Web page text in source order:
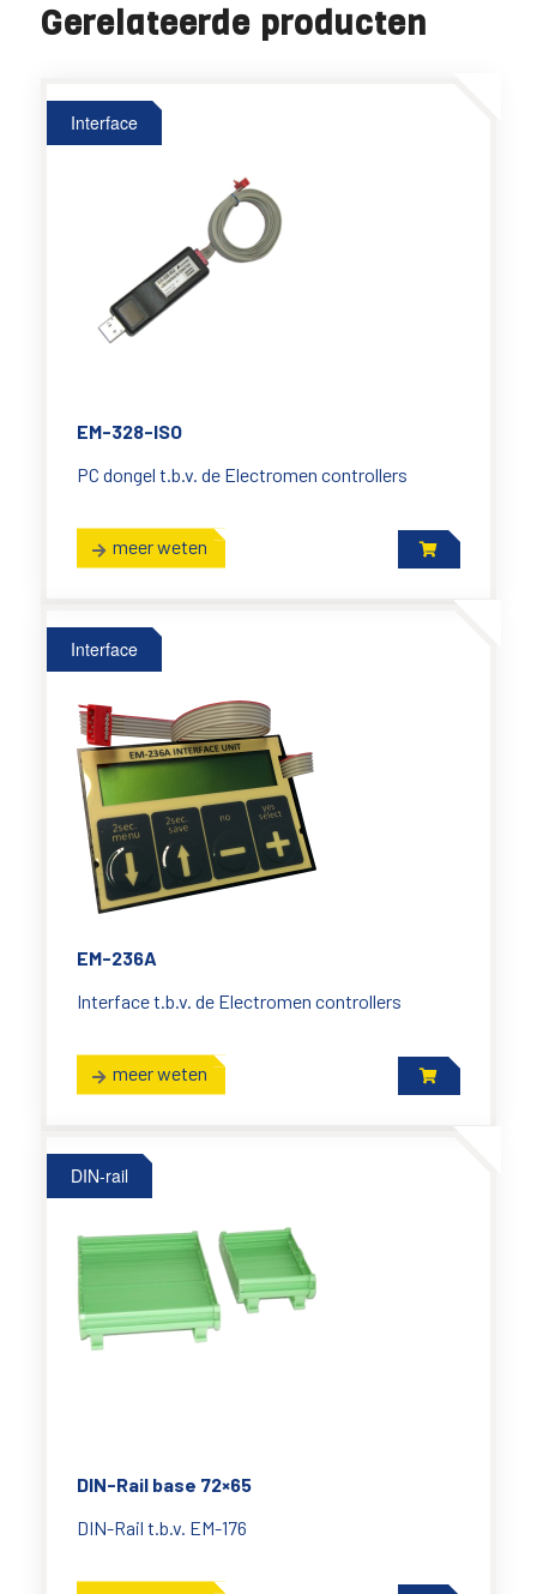
Gerelateerde producten
Interface
EM-328-ISO
PC dongel t.b.v. de Electromen controllers
meer weten
Interface
EM-236A
Interface t.b.v. de Electromen controllers
meer weten
DIN-rail
DIN-Rail base 72×65
DIN-Rail t.b.v. EM-176